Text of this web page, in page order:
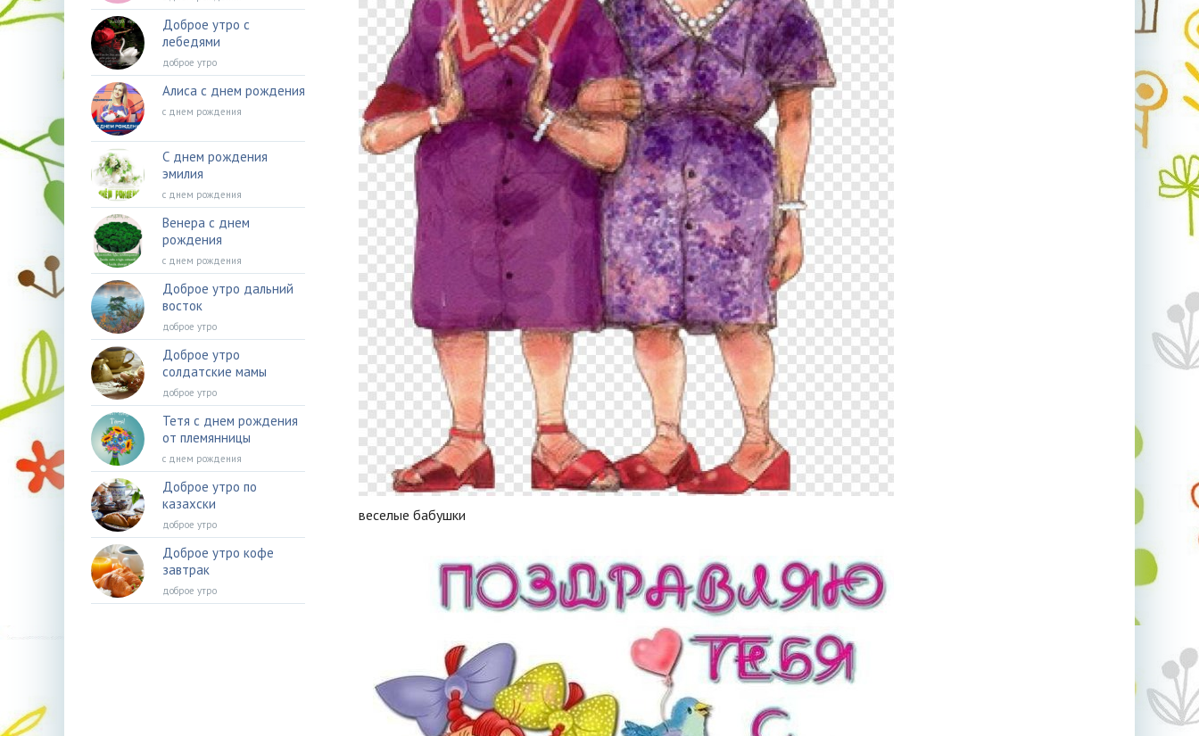
веселые бабушки
Доброе утро с
лебедями
доброе утро
Алиса с днем рождения
с днем рождения
С днем рождения
эмилия
с днем рождения
Венера с днем
рождения
с днем рождения
Доброе утро дальний
восток
доброе утро
Доброе утро
солдатские мамы
доброе утро
Тетя с днем рождения
от племянницы
с днем рождения
Доброе утро по
казахски
доброе утро
Доброе утро кофе
завтрак
доброе утро